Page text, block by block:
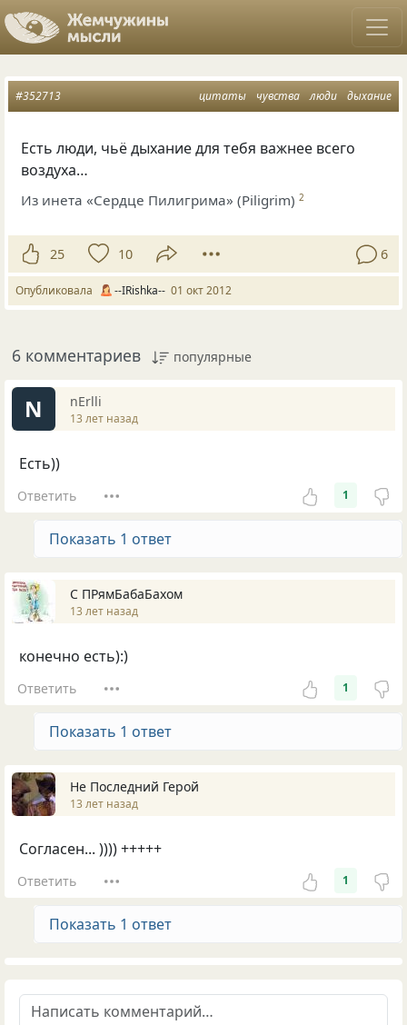
цитаты чувства люди дыхание
#352713
Есть люди, чьё дыхание для тебя важнее всего
воздуха…
Из инета «Сердце Пилигрима» (Piligrim) 2
25 10 6
Опубликовала --IRishka-- 01 окт 2012
6 комментариев популярные
N nErlli
13 лет назад
Есть))
Ответить 1
Показать 1 ответ
С ПРямБабаБахом
13 лет назад
конечно есть):)
Ответить 1
Показать 1 ответ
Не Последний Герой
13 лет назад
Согласен... )))) +++++
Ответить 1
Показать 1 ответ